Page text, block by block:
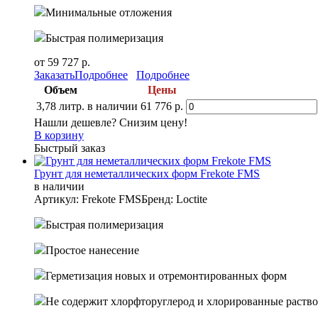
Минимальные отложения
Быстрая полимеризация
от 59 727 р.
ЗаказатьПодробнее
Подробнее
Объем
Цены
3,78 литр. в наличии 61 776 р.
Нашли дешевле? Снизим цену!
В корзину
Быстрый заказ
Грунт для неметаллических форм Frekote FMS
в наличии
Артикул: Frekote FMSБренд: Loctite
Быстрая полимеризация
Простое нанесение
Герметизация новых и отремонтированных форм
Не содержит хлорфторуглерод и хлорированные